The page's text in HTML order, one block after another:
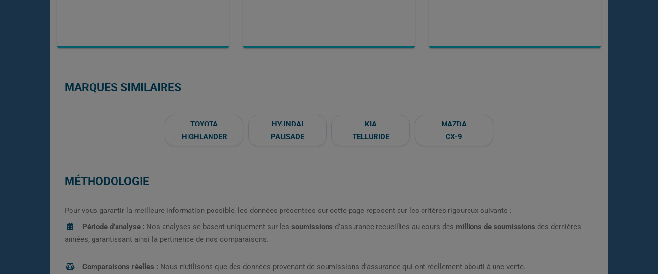
MARQUES SIMILAIRES
TOYOTA
HIGHLANDER
HYUNDAI
PALISADE
KIA
TELLURIDE
MAZDA
CX-9
MÉTHODOLOGIE
Pour vous garantir la meilleure information possible, les données présentées sur cette page reposent sur les critères rigoureux suivants :
Période d’analyse : Nos analyses se basent uniquement sur les soumissions d’assurance recueillies au cours des millions de soumissions des dernières
années, garantissant ainsi la pertinence de nos comparaisons.
Comparaisons réelles : Nous n’utilisons que des données provenant de soumissions d’assurance qui ont réellement abouti à une vente.